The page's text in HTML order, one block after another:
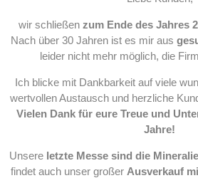
wir schließen zum Ende des Jahres
Nach über 30 Jahren ist es mir aus
leider nicht mehr möglich, die
Ich blicke mit Dankbarkeit auf viele
wertvollen Austausch und herzliche
Vielen Dank für eure Treue und
Jahre!
Unsere letzte Messe sind die
findet auch unser großer Ausverkauf